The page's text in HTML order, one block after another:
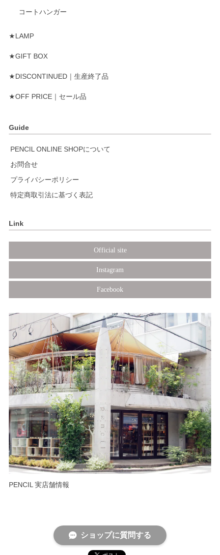
コートハンガー
★LAMP
★GIFT BOX
★DISCONTINUED｜生産終了品
★OFF PRICE｜セール品
Guide
PENCIL ONLINE SHOPについて
お問合せ
プライバシーポリシー
特定商取引法に基づく表記
Link
Official site
Instagram
Facebook
PENCIL 実店舗情報
ショップに質問する